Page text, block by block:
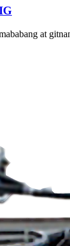
at